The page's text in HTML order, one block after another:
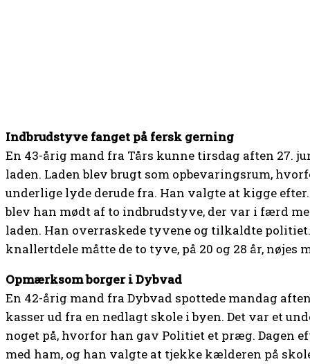
Indbrudstyve fanget på fersk gerning
En 43-årig mand fra Tårs kunne tirsdag aften 27.
laden. Laden blev brugt som opbevaringsrum,
underlige lyde derude fra. Han valgte at kigge
blev han mødt af to indbrudstyve, der var i færd
laden. Han overraskede tyvene og tilkaldte
knallertdele måtte de to tyve, på 20 og 28 år, nøjes
Opmærksom borger i Dybvad
En 42-årig mand fra Dybvad spottede mandag
kasser ud fra en nedlagt skole i byen. Det var et
noget på, hvorfor han gav Politiet et præg. Dagen
med ham, og han valgte at tjekke kælderen på